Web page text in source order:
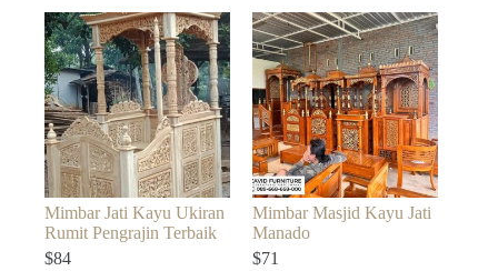
Mimbar Jati Kayu Ukiran
Rumit Pengrajin Terbaik
$84
Mimbar Masjid Kayu Jati
Manado
$71